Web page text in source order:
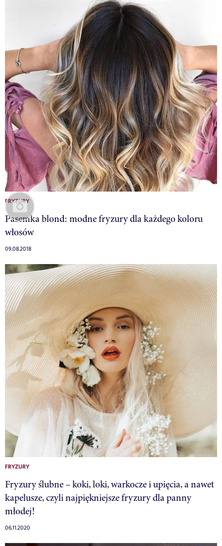
FRYZURY
Pasemka blond: modne fryzury dla każdego koloru
włosów
09.08.2018
FRYZURY
Fryzury ślubne – koki, loki, warkocze i upięcia, a nawet
kapelusze, czyli najpiękniejsze fryzury dla panny
młodej!
06.11.2020